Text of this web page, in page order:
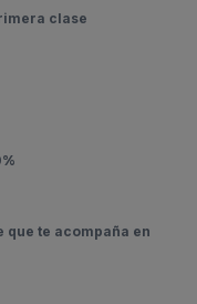
clase
que te acompaña en